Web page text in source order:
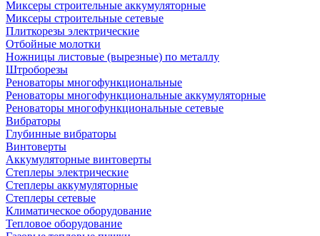
Миксеры строительные аккумуляторные
Миксеры строительные сетевые
Плиткорезы электрические
Отбойные молотки
Ножницы листовые (вырезные) по металлу
Штроборезы
Реноваторы многофункциональные
Реноваторы многофункциональные аккумуляторные
Реноваторы многофункциональные сетевые
Вибраторы
Глубинные вибраторы
Винтоверты
Аккумуляторные винтоверты
Степлеры электрические
Степлеры аккумуляторные
Степлеры сетевые
Климатическое оборудование
Тепловое оборудование